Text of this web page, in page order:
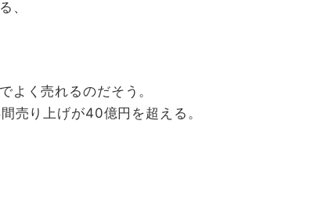
、
よく売れるのだそう。
売り上げが40億円を超える。